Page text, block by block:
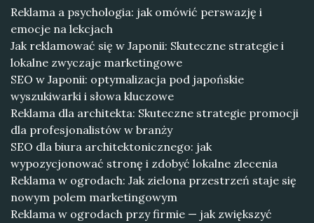
Reklama a psychologia: jak omówić perswazję i
emocje na lekcjach
Jak reklamować się w Japonii: Skuteczne strategie i
lokalne zwyczaje marketingowe
SEO w Japonii: optymalizacja pod japońskie
wyszukiwarki i słowa kluczowe
Reklama dla architekta: Skuteczne strategie promocji
dla profesjonalistów w branży
SEO dla biura architektonicznego: jak
wypozycjonować stronę i zdobyć lokalne zlecenia
Reklama w ogrodach: Jak zielona przestrzeń staje się
nowym polem marketingowym
Reklama w ogrodach przy firmie — jak zwiększyć